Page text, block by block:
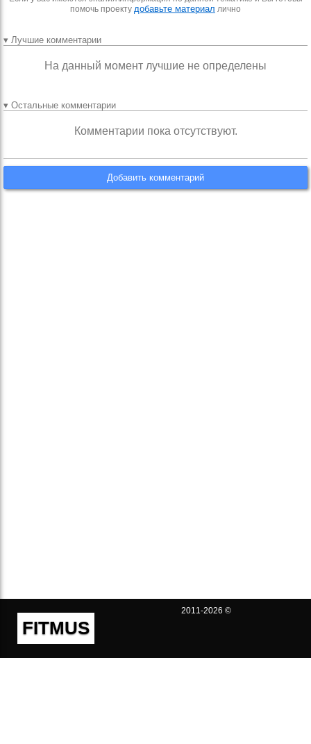
помочь проекту добавьте материал лично
▾ Лучшие комментарии
На данный момент лучшие не определены
▾ Остальные комментарии
Комментарии пока отсутствуют.
Добавить комментарий
FITMUS
2011-2026 ©